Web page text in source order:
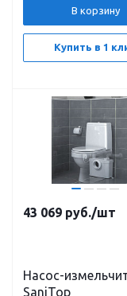
В корзину
Купить в 1
43 069 руб./шт
Насос-
SaniTop